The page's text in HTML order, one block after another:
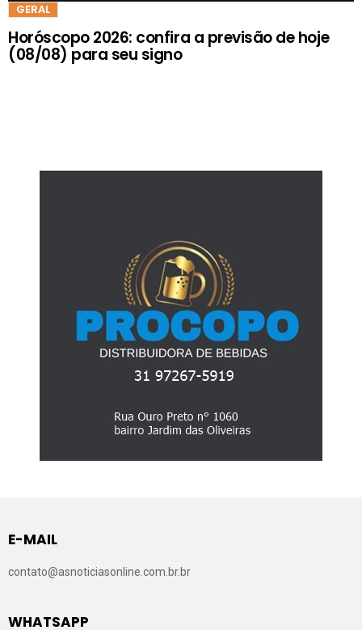
GERAL
Horóscopo 2026: confira a previsão de hoje
(08/08) para seu signo
E-MAIL
contato@asnoticiasonline.com.br.br
WHATSAPP